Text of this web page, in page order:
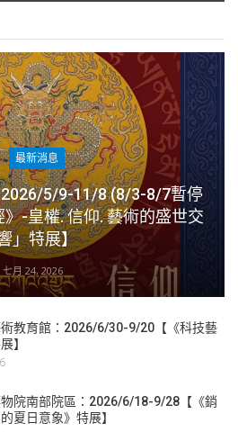
最新消息
2026/5/9-11/8 (8/3-8/7暫停
-皇權. 信仰. 藝術的盛世交
」特展】
七月 24, 2026
術教育館：2026/6/30-9/20【《科技藝
】
院南部院區：2026/6/18-9/28【《銷
夏日意象》特展】